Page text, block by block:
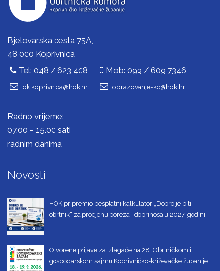
Bjelovarska cesta 75A,
48 000 Koprivnica
Tel: 048 / 623 408
Mob: 099 / 609 7346
ok.koprivnica@hok.hr obrazovanje-kc@hok.hr
Radno vrijeme:
07.00 – 15.00 sati
radnim danima
Novosti
HOK pripremio besplatni kalkulator „Dobro je biti
obrtnik“ za procjenu poreza i doprinosa u 2027. godini
Otvorene prijave za izlagače na 28. Obrtničkom i
gospodarskom sajmu Koprivničko-križevačke županije